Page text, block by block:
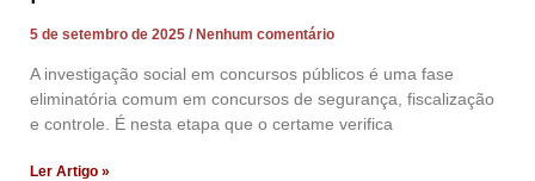
5 de setembro de 2025 Nenhum comentário
A investigação social em concursos públicos é uma fase
eliminatória comum em concursos de segurança, fiscalização
e controle. É nesta etapa que o certame verifica
Ler Artigo »